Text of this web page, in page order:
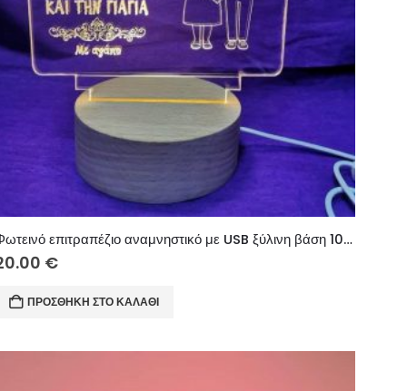
Φωτεινό επιτραπέζιο αναμνηστικό με USB ξύλινη βάση 10 εκ. (κείμενο επιλογής σας)
€
ΠΡΟΣΘΉΚΗ ΣΤΟ ΚΑΛΆΘΙ